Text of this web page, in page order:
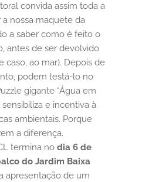
convida assim toda a
nossa maquete da
a saber como é feito o
antes de ser devolvido
caso, ao mar). Depois de
podem testá-lo no
gigante “Água em
e incentiva à
ambientais. Porque
a diferença.
termina nodia 6 de
do Jardim Baixa
apresentação de um